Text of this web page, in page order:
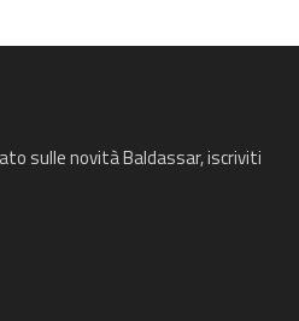
sulle novità Baldassar, iscriviti